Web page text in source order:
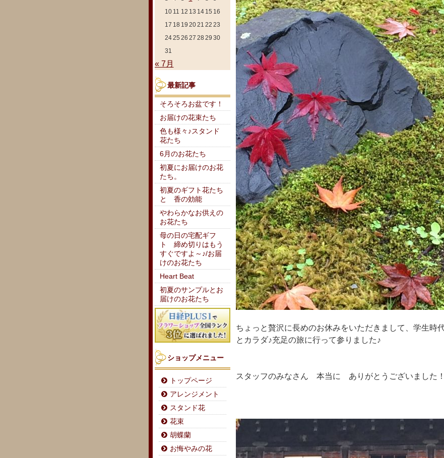
ちょっと贅沢に長めのお休みをいただきまして、学生時
とカラダ♪充足の旅に行って参りました♪
スタッフのみなさん 本当に ありがとうございました！
10 11 12 13 14 15 16
17 18 19 2021 22 23
2425 26 27 28 29 30
31
« 7月
最新記事
そろそろお盆です！
お届けの花束たち
色も様々♪スタンド
花たち
6月のお花たち
初夏にお届けのお花
たち。
初夏のギフト花たち
と 香の効能
やわらかなお供えの
お花たち
母の日の宅配ギフ
ト 締め切りはもう
すぐですよ～♪/お届
けのお花たち
Heart Beat
初夏のサンプルとお
届けのお花たち
ショップメニュー
トップページ
アレンジメント
スタンド花
花束
胡蝶蘭
お悔やみの花